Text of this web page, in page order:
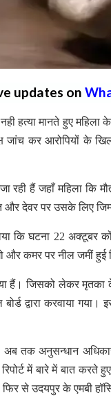
updates on
हत्या मानते हुए
कर आरोपियों के
हैं जहाँ महिला कि
देवर पर उसके लिए
कि घटना 22
कमर पर नील जमीं हुई
जिसको लेकर मृतका के
बोर्ड द्वारा करवाया
तक अनुसन्धान अधिकारी
में बारे में बात
से उदयपुर के एमबी